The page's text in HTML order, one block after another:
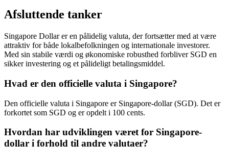
Afsluttende tanker
Singapore Dollar er en pålidelig valuta, der fortsætter med at være
attraktiv for både lokalbefolkningen og internationale investorer.
Med sin stabile værdi og økonomiske robusthed forbliver SGD en
sikker investering og et pålideligt betalingsmiddel.
Hvad er den officielle valuta i Singapore?
Den officielle valuta i Singapore er Singapore-dollar (SGD). Det er
forkortet som SGD og er opdelt i 100 cents.
Hvordan har udviklingen været for Singapore-
dollar i forhold til andre valutaer?